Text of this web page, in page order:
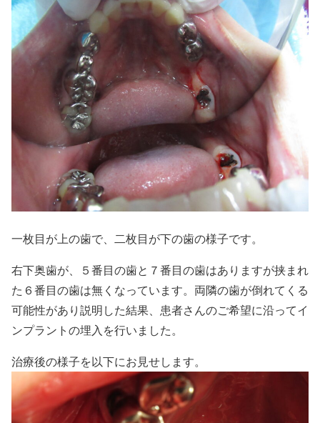
一枚目が上の歯で、二枚目が下の歯の様子です。
右下奥歯が、５番目の歯と７番目の歯はありますが挟まれ
た６番目の歯は無くなっています。両隣の歯が倒れてくる
可能性があり説明した結果、患者さんのご希望に沿ってイ
ンプラントの埋入を行いました。
治療後の様子を以下にお見せします。